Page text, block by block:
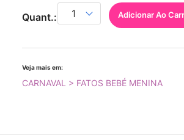
Quant.: Adicionar Ao
Veja mais em:
CARNAVAL > FATOS BEBÉ MENINA